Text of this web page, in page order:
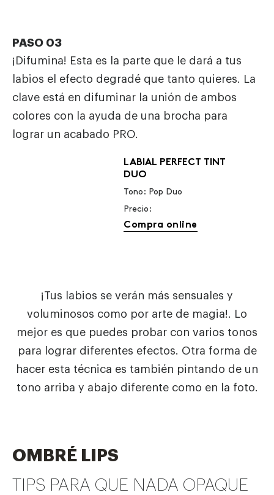
PASO 03
¡Difumina! Esta es la parte que le dará a tus
labios el efecto degradé que tanto quieres. La
clave está en difuminar la unión de ambos
colores con la ayuda de una brocha para
lograr un acabado PRO.
LABIAL PERFECT TINT
DUO
Tono: Pop Duo
Precio:
Compra online
¡Tus labios se verán más sensuales y
voluminosos como por arte de magia!. Lo
mejor es que puedes probar con varios tonos
para lograr diferentes efectos. Otra forma de
hacer esta técnica es también pintando de un
tono arriba y abajo diferente como en la foto.
OMBRÉ LIPS
TIPS PARA QUE NADA OPAQUE